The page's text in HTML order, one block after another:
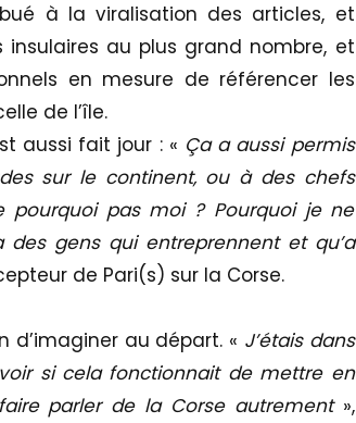
à la viralisation des articles, et
au plus grand nombre, et
en mesure de référencer les
de l’île.
aussi fait jour : « Ça a aussi permis
sur le continent, ou à des chefs
pourquoi pas moi ? Pourquoi je ne
gens qui entreprennent et qu’a
de Pari(s) sur la Corse.
d’imaginer au départ. « J’étais dans
si cela fonctionnait de mettre en
parler de la Corse autrement »,